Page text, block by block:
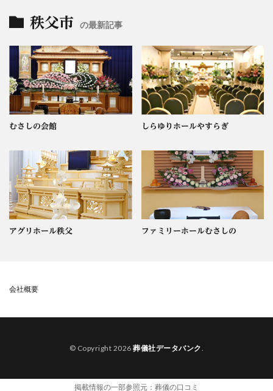
秩父市 の最新記事
むさしの会館 しらゆりホールやすらぎ
アグリホール秩父 ファミリーホールむさしの
会社概要
© Copyright 2026葬儀社データバンク.
掲載情報の一部参照元： 葬儀の口コミ